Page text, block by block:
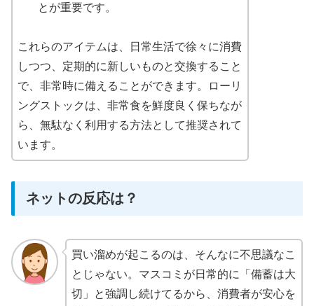
とが重要です。
これらのアイテムは、日常生活で徐々に消費
しつつ、定期的に新しいものと交換すること
で、非常時に備えることができます。ローリ
ングストックは、非常食を鮮度良く保ちなが
ら、無駄なく利用する方法として推奨されて
います。
ネットの反応は？
買い溜めが起こるのは、そんなに不思議なこ
とじゃない。マスコミが日常的に「備蓄は大
切」と強調し続けてるから、消費者が安心を